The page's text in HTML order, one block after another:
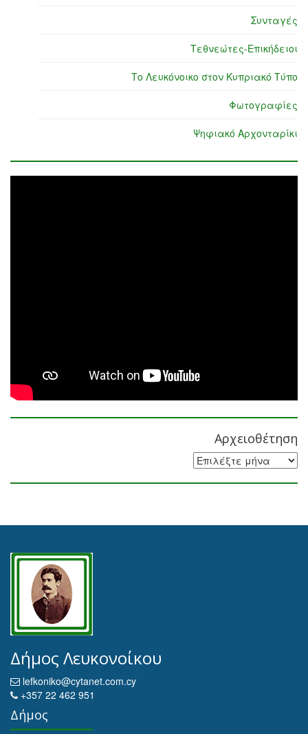
Συνταγές
Τεθνεώτες-Επικήδειοι
Το Λευκόνοικο στον Κυπριακό Τύπο
Φωτογραφίες
Ψηφιακό Αρχονταρίκι
Αρχειοθέτηση
Αρχειοθέτηση
Δήμος Λευκονοίκου
lefkoniko@cytanet.com.cy
+357 22 462 951
Δήμος